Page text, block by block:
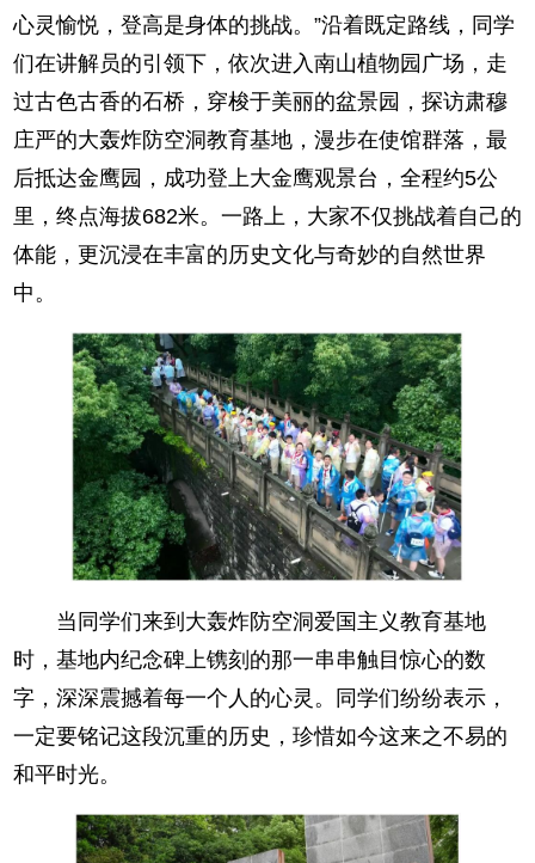
心灵愉悦，登高是身体的挑战。”沿着既定路线，同学
们在讲解员的引领下，依次进入南山植物园广场，走
过古色古香的石桥，穿梭于美丽的盆景园，探访肃穆
庄严的大轰炸防空洞教育基地，漫步在使馆群落，最
后抵达金鹰园，成功登上大金鹰观景台，全程约5公
里，终点海拔682米。一路上，大家不仅挑战着自己的
体能，更沉浸在丰富的历史文化与奇妙的自然世界
中。
当同学们来到大轰炸防空洞爱国主义教育基地
时，基地内纪念碑上镌刻的那一串串触目惊心的数
字，深深震撼着每一个人的心灵。同学们纷纷表示，
一定要铭记这段沉重的历史，珍惜如今这来之不易的
和平时光。